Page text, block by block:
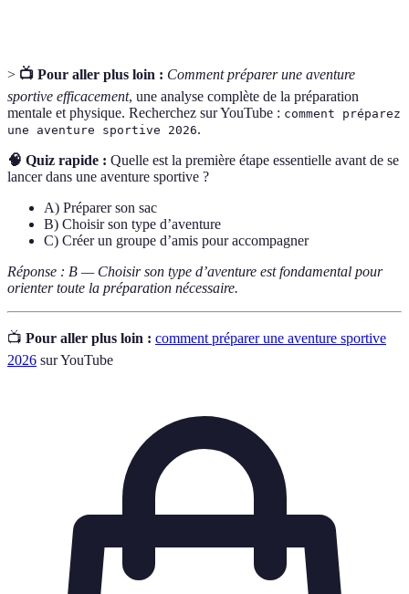
> 📺 Pour aller plus loin : Comment préparer une aventure
sportive efficacement, une analyse complète de la préparation
mentale et physique. Recherchez sur YouTube : comment préparez
une aventure sportive 2026.
🧠 Quiz rapide : Quelle est la première étape essentielle avant de se
lancer dans une aventure sportive ?
A) Préparer son sac
B) Choisir son type d’aventure
C) Créer un groupe d’amis pour accompagner
Réponse : B — Choisir son type d’aventure est fondamental pour
orienter toute la préparation nécessaire.
📺 Pour aller plus loin : comment préparer une aventure sportive
2026 sur YouTube